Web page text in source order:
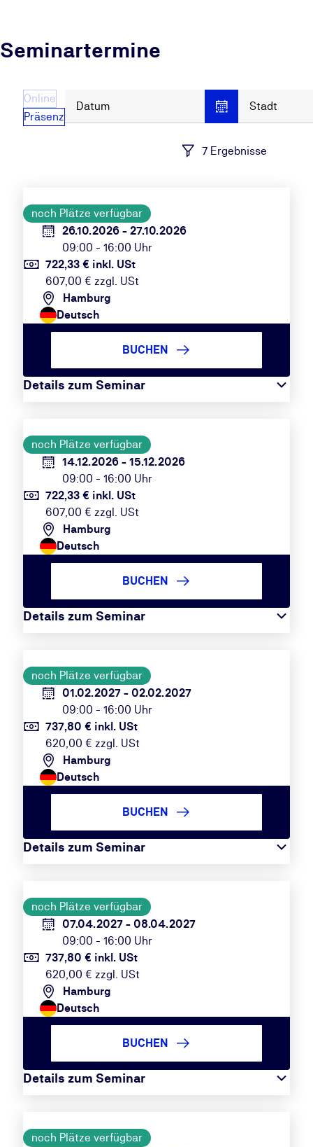
Seminartermine
Online
Präsenz
Datum Stadt
7 Ergebnisse
noch Plätze verfügbar
26.10.2026 - 27.10.2026
09:00 - 16:00 Uhr
722,33 € inkl. USt
607,00 € zzgl. USt
Hamburg
Deutsch
Details zum Seminar
BUCHEN
noch Plätze verfügbar
14.12.2026 - 15.12.2026
09:00 - 16:00 Uhr
722,33 € inkl. USt
607,00 € zzgl. USt
Hamburg
Deutsch
Details zum Seminar
BUCHEN
noch Plätze verfügbar
01.02.2027 - 02.02.2027
09:00 - 16:00 Uhr
737,80 € inkl. USt
620,00 € zzgl. USt
Hamburg
Deutsch
Details zum Seminar
BUCHEN
noch Plätze verfügbar
07.04.2027 - 08.04.2027
09:00 - 16:00 Uhr
737,80 € inkl. USt
620,00 € zzgl. USt
Hamburg
Deutsch
Details zum Seminar
BUCHEN
noch Plätze verfügbar